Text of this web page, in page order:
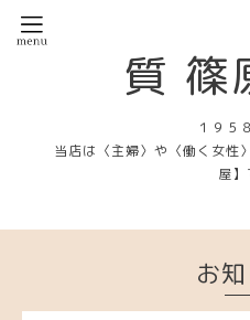
質 篠
１９５
当店は〈主婦〉や〈働く女性
屋】
お